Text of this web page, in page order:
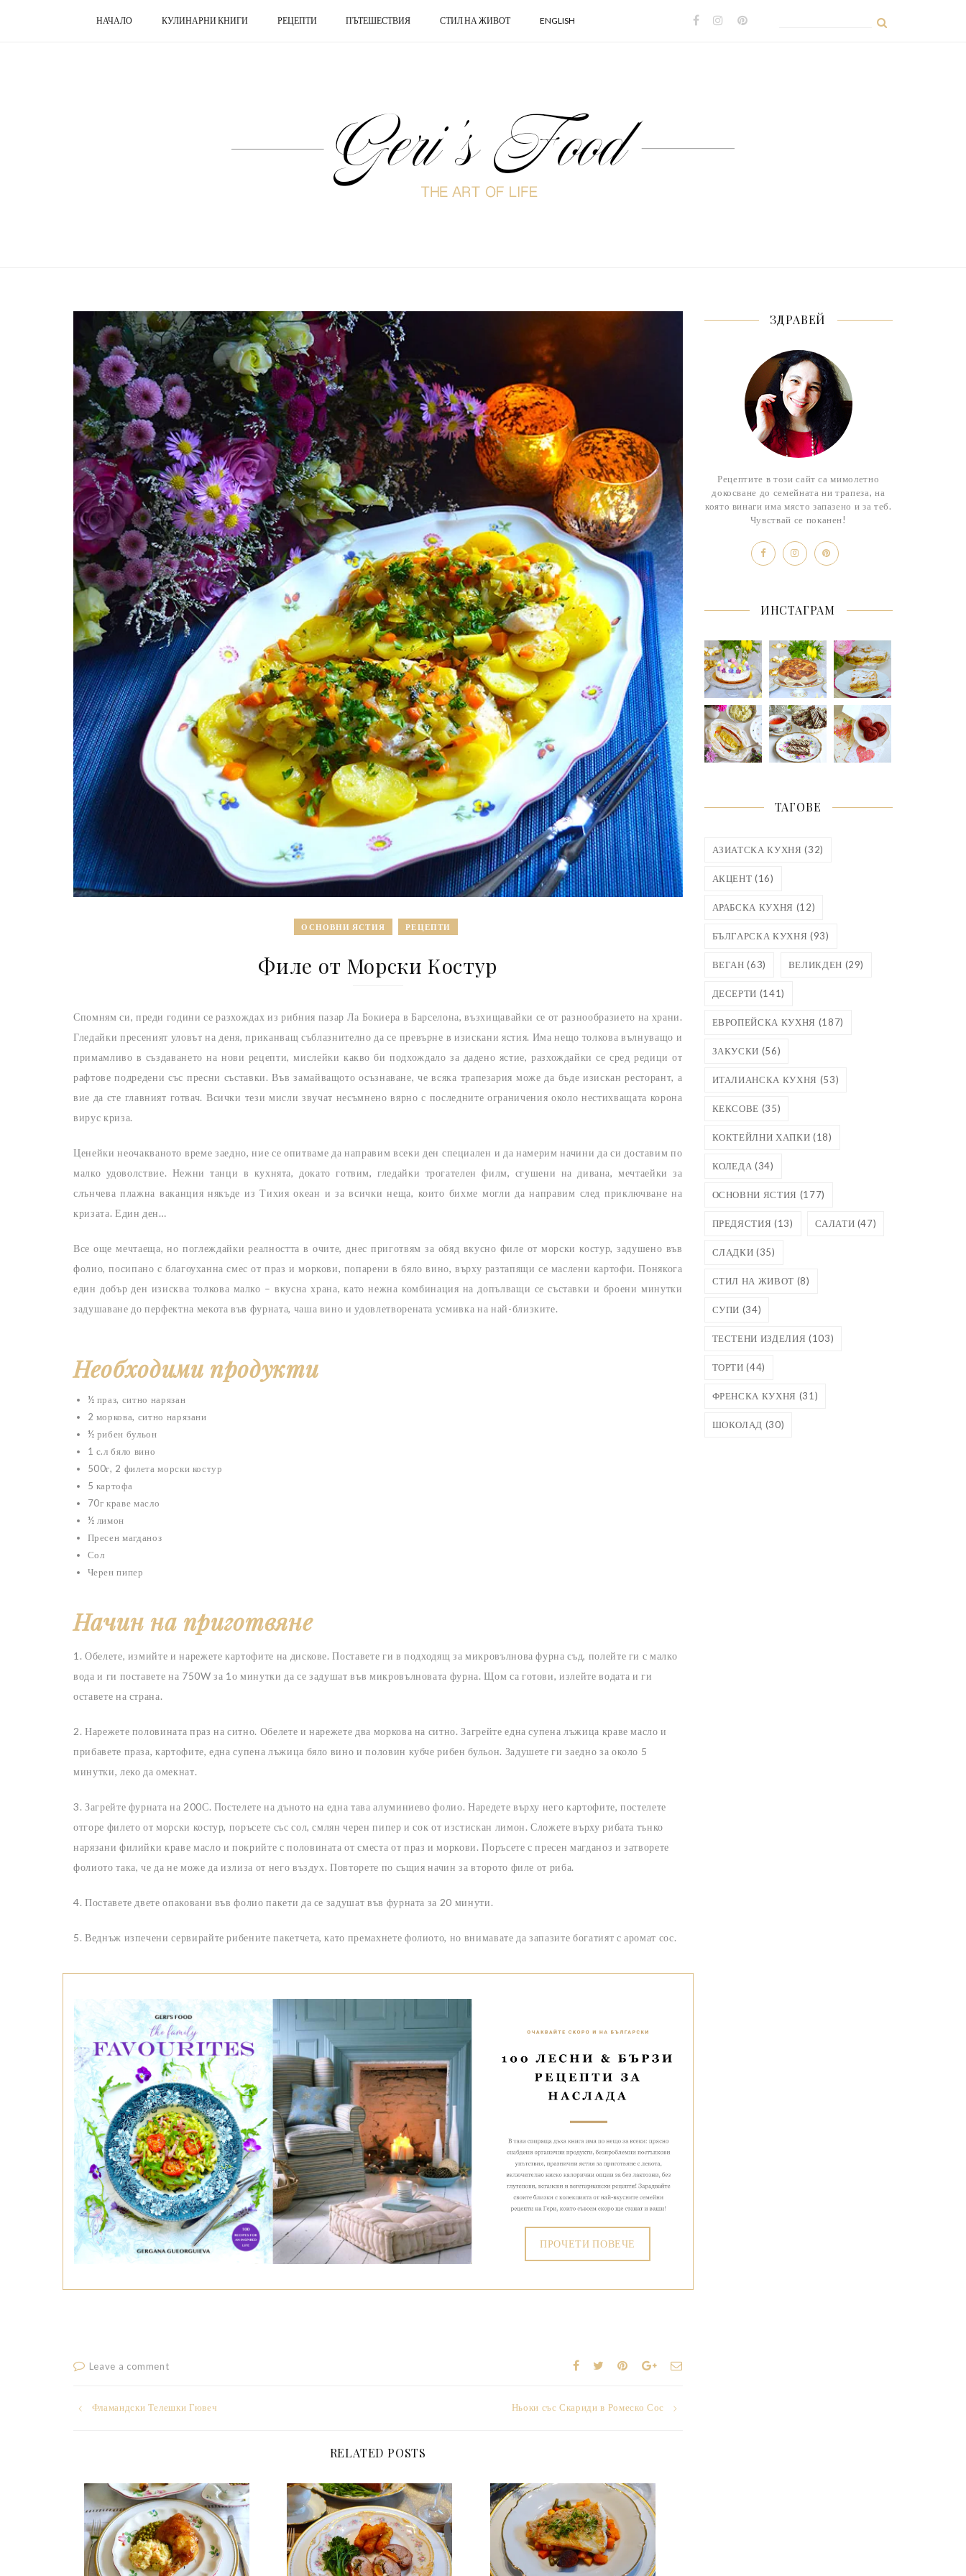
НАЧАЛО КУЛИНАРНИ КНИГИ РЕЦЕПТИ ПЪТЕШЕСТВИЯ СТИЛ НА ЖИВОТ ENGLISH
ОСНОВНИ ЯСТИЯ РЕЦЕПТИ
Филе от Морски Костур
Спомням си, преди години се разхождах из рибния пазар Ла Бокиера в Барселона, възхищавайки се от разнообразието на храни.
Гледайки пресеният уловът на деня, приканващ съблазнително да се превърне в изискани ястия. Има нещо толкова вълнуващо и
примамливо в създаването на нови рецепти, мислейки какво би подхождало за дадено ястие, разхождайки се сред редици от
рафтове подредени със пресни съставки. Във замайващото осъзнаване, че всяка трапезария може да бъде изискан ресторант, а
вие да сте главният готвач. Всички тези мисли звучат несъмнено вярно с последните ограничения около нестихващата корона
вирус криза.
Ценейки неочакваното време заедно, ние се опитваме да направим всеки ден специален и да намерим начини да си доставим по
малко удоволствие. Нежни танци в кухнята, докато готвим, гледайки трогателен филм, сгушени на дивана, мечтаейки за
слънчева плажна ваканция някъде из Тихия океан и за всички неща, които бихме могли да направим след приключване на
кризата. Един ден…
Все още мечтаеща, но поглеждайки реалността в очите, днес приготвям за обяд вкусно филе от морски костур, задушено във
фолио, посипано с благоуханна смес от праз и моркови, попарени в бяло вино, върху разтапящи се маслени картофи. Понякога
един добър ден изисква толкова малко – вкусна храна, като нежна комбинация на допълващи се съставки и броени минутки
задушаване до перфектна мекота във фурната, чаша вино и удовлетворената усмивка на най-близките.
Необходими продукти
½ праз, ситно нарязан
2 моркова, ситно нарязани
½ рибен бульон
1 с.л бяло вино
500г, 2 филета морски костур
5 картофа
70г краве масло
½ лимон
Пресен магданоз
Сол
Черен пипер
Начин на приготвяне
1. Обелете, измийте и нарежете картофите на дискове. Поставете ги в подходящ за микровълнова фурна съд, полейте ги с малко
вода и ги поставете на 750W за 1о минутки да се задушат във микровълновата фурна. Щом са готови, излейте водата и ги
оставете на страна.
2. Нарежете половината праз на ситно. Обелете и нарежете два моркова на ситно. Загрейте една супена лъжица краве масло и
прибавете праза, картофите, една супена лъжица бяло вино и половин кубче рибен бульон. Задушете ги заедно за около 5
минутки, леко да омекнат.
3. Загрейте фурната на 200С. Постелете на дъното на една тава алуминиево фолио. Наредете върху него картофите, постелете
отгоре филето от морски костур, поръсете със сол, смлян черен пипер и сок от изстискан лимон. Сложете върху рибата тънко
нарязани филийки краве масло и покрийте с половината от сместа от праз и моркови. Поръсете с пресен магданоз и затворете
фолиото така, че да не може да излиза от него въздух. Повторете по същия начин за второто филе от риба.
4. Поставете двете опаковани във фолио пакети да се задушат във фурната за 20 минути.
5. Веднъж изпечени сервирайте рибените пакетчета, като премахнете фолиото, но внимавате да запазите богатият с аромат сос.
ПРОЧЕТИ ПОВЕЧЕ
Leave a comment
Post
Фламандски Телешки Гювеч Ньоки със Скариди в Ромеско Сос
RELATED POSTS
ЗДРАВЕЙ
Рецептите в този сайт са мимолетно
докосване до семейната ни трапеза, на
която винаги има място запазено и за теб.
Чувствай се поканен!
ИНСТАГРАМ
ТАГОВЕ
АЗИАТСКА КУХНЯ (32)
АКЦЕНТ (16)
АРАБСКА КУХНЯ (12)
БЪЛГАРСКА КУХНЯ (93)
ВЕГАН (63) ВЕЛИКДЕН (29)
ДЕСЕРТИ (141)
ЕВРОПЕЙСКА КУХНЯ (187)
ЗАКУСКИ (56)
ИТАЛИАНСКА КУХНЯ (53)
КЕКСОВЕ (35)
КОКТЕЙЛНИ ХАПКИ (18)
КОЛЕДА (34)
ОСНОВНИ ЯСТИЯ (177)
ПРЕДЯСТИЯ (13) САЛАТИ (47)
СЛАДКИ (35)
СТИЛ НА ЖИВОТ (8)
СУПИ (34)
ТЕСТЕНИ ИЗДЕЛИЯ (103)
ТОРТИ (44)
ФРЕНСКА КУХНЯ (31)
ШОКОЛАД (30)